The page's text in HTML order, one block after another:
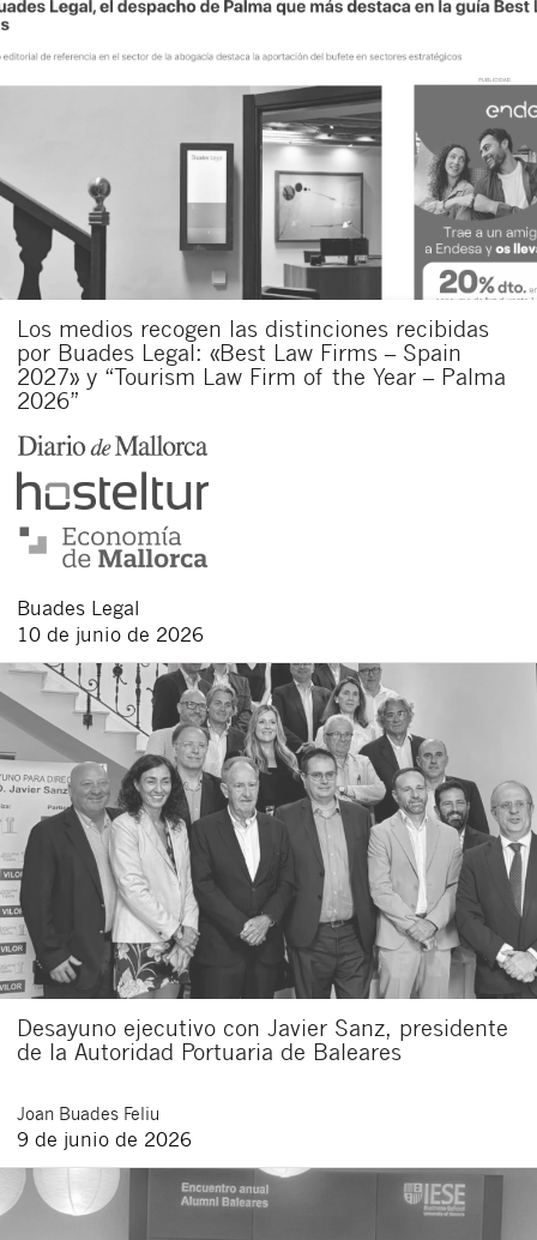
Los medios recogen las distinciones recibidas
por Buades Legal: «Best Law Firms – Spain
2027» y “Tourism Law Firm of the Year – Palma
2026”
Buades Legal
10 de junio de 2026
Desayuno ejecutivo con Javier Sanz, presidente
de la Autoridad Portuaria de Baleares
Joan Buades Feliu
9 de junio de 2026